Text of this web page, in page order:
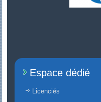
Espace dédié
Licenciés